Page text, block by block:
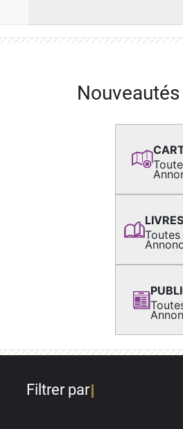
LIVRES
Filtrer par